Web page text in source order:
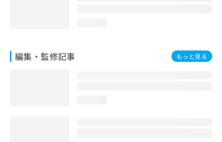
編集・監修記事 もっと見る